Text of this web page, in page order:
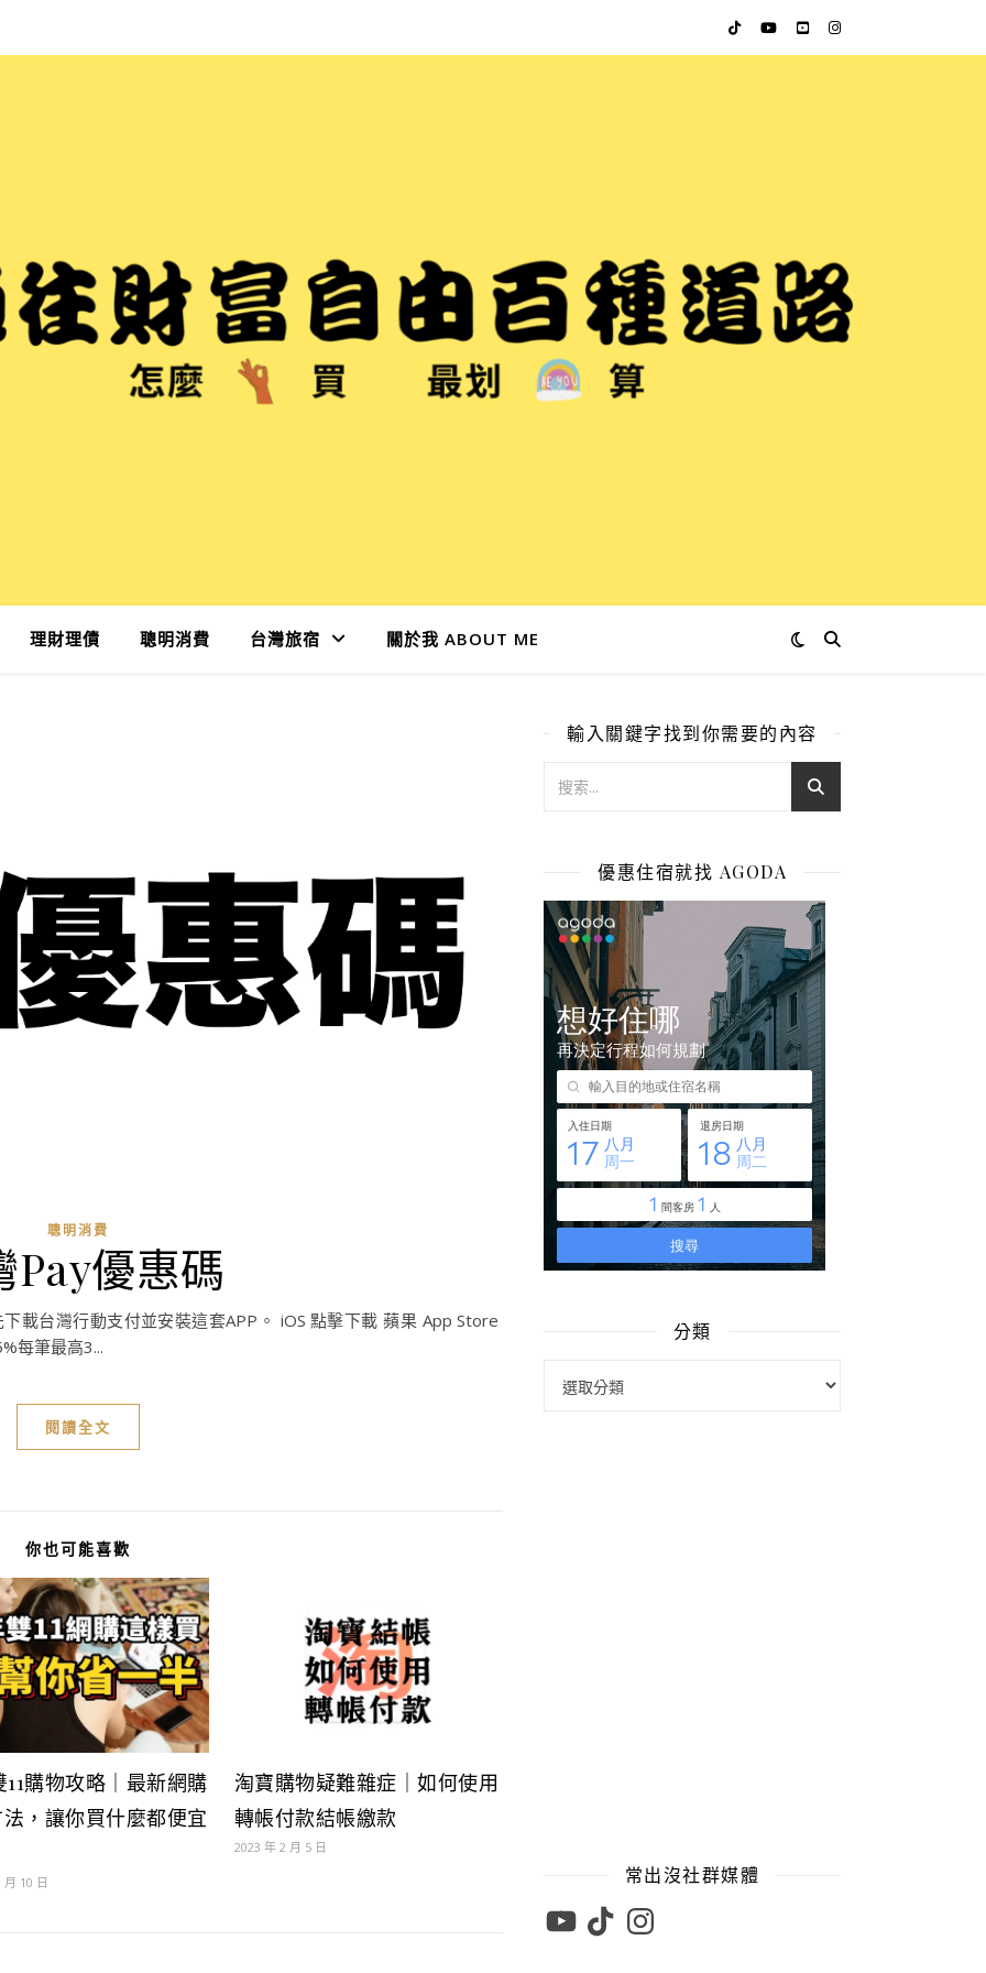
理財理債 聰明消費 台灣旅宿 關於我 ABOUT ME
聰明消費
Pay優惠碼
載台灣行動支付並安裝這套APP。 iOS 點擊下載 蘋果 App Store
每筆最高3...
閱讀全文
你也可能喜歡
11購物攻略｜最新網購
，讓你買什麼都便宜
月 10 日
淘寶購物疑難雜症｜如何使用
轉帳付款結帳繳款
2023 年 2 月 5 日
輸入關鍵字找到你需要的內容
優惠住宿就找 AGODA
分類
常出沒社群媒體
YouTubeTikTokInstagram